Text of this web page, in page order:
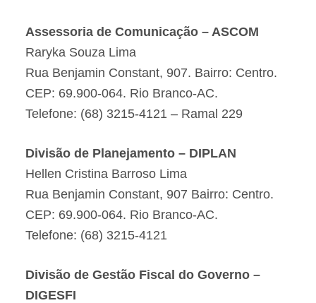
Assessoria de Comunicação – ASCOM
Raryka Souza Lima
Rua Benjamin Constant, 907. Bairro: Centro.
CEP: 69.900-064. Rio Branco-AC.
Telefone: (68) 3215-4121 – Ramal 229
Divisão de Planejamento – DIPLAN
Hellen Cristina Barroso Lima
Rua Benjamin Constant, 907 Bairro: Centro.
CEP: 69.900-064. Rio Branco-AC.
Telefone: (68) 3215-4121
Divisão de Gestão Fiscal do Governo –
DIGESFI